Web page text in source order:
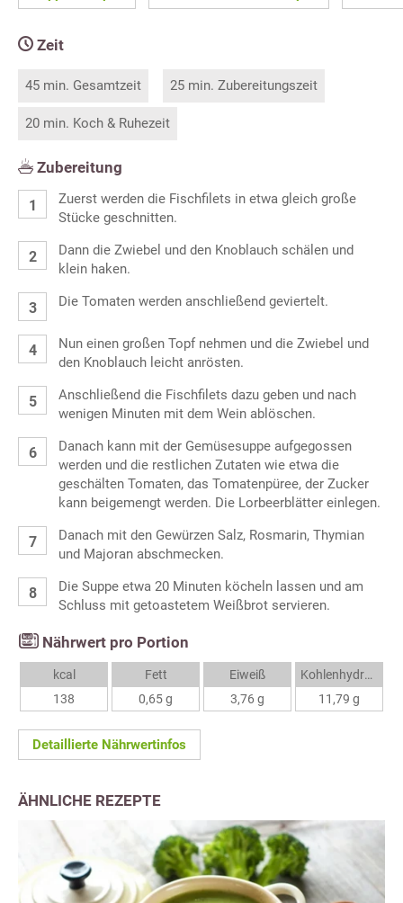
Zeit
45 min. Gesamtzeit 25 min. Zubereitungszeit
20 min. Koch & Ruhezeit
Zubereitung
Zuerst werden die Fischfilets in etwa gleich große
Stücke geschnitten.
Dann die Zwiebel und den Knoblauch schälen und
klein haken.
Die Tomaten werden anschließend geviertelt.
Nun einen großen Topf nehmen und die Zwiebel und
den Knoblauch leicht anrösten.
Anschließend die Fischfilets dazu geben und nach
wenigen Minuten mit dem Wein ablöschen.
Danach kann mit der Gemüsesuppe aufgegossen
werden und die restlichen Zutaten wie etwa die
geschälten Tomaten, das Tomatenpüree, der Zucker
kann beigemengt werden. Die Lorbeerblätter einlegen.
Danach mit den Gewürzen Salz, Rosmarin, Thymian
und Majoran abschmecken.
Die Suppe etwa 20 Minuten köcheln lassen und am
Schluss mit getoastetem Weißbrot servieren.
Nährwert pro Portion
kcal
138
Fett
0,65 g
Eiweiß
3,76 g
Kohlenhydrate
11,79 g
Detaillierte Nährwertinfos
ÄHNLICHE REZEPTE